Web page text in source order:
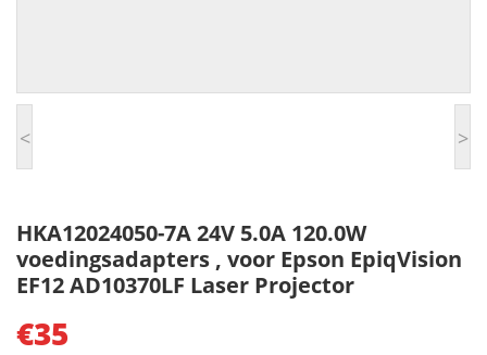
< >
HKA12024050-7A 24V 5.0A 120.0W
voedingsadapters , voor Epson EpiqVision
EF12 AD10370LF Laser Projector
€35